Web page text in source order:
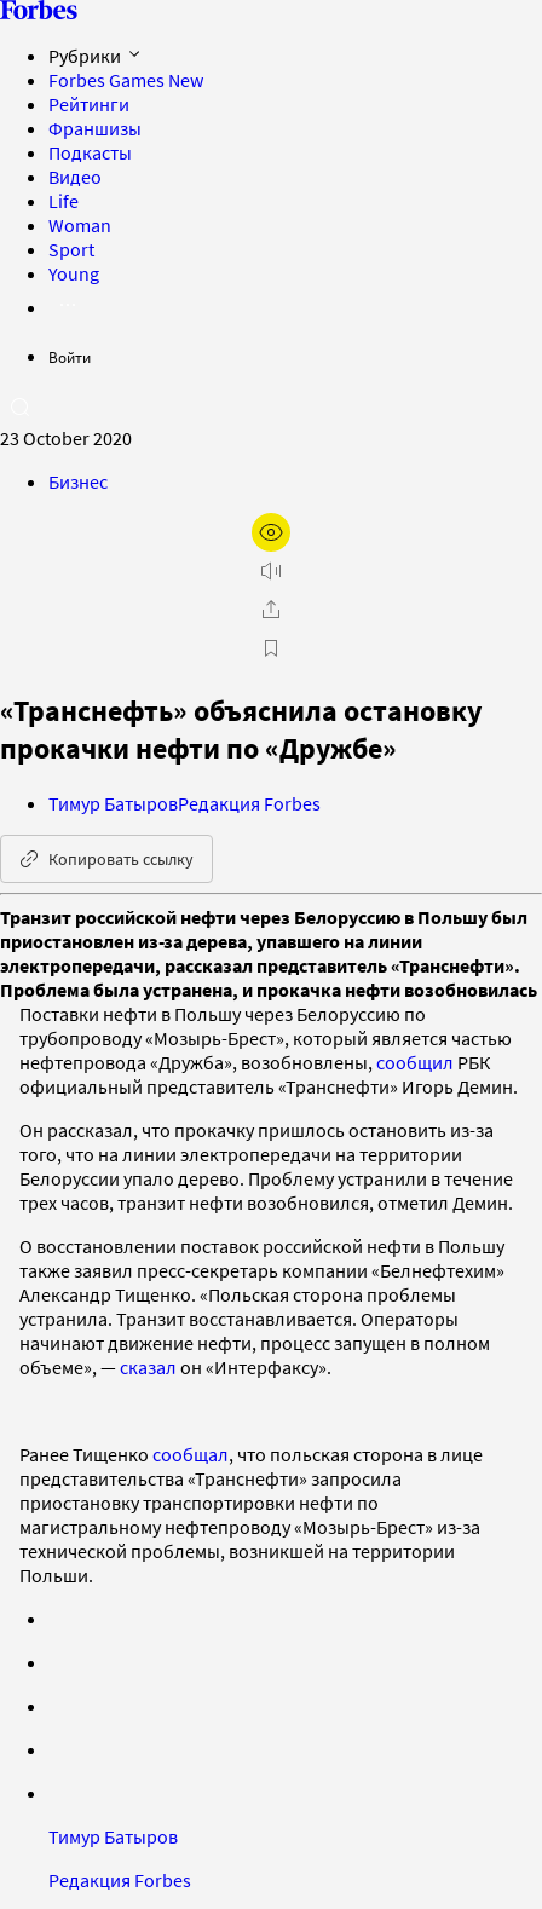
Рубрики
Forbes Games New
Рейтинги
Франшизы
Подкасты
Видео
Life
Woman
Sport
Young
Войти
23 October 2020
Бизнес
«Транснефть» объяснила остановку
прокачки нефти по «Дружбе»
Тимур БатыровРедакция Forbes
Копировать ссылку
Транзит российской нефти через Белоруссию в Польшу был
приостановлен из-за дерева, упавшего на линии
электропередачи, рассказал представитель «Транснефти».
Проблема была устранена, и прокачка нефти возобновилась
Поставки нефти в Польшу через Белоруссию по
трубопроводу «Мозырь-Брест», который является частью
нефтепровода «Дружба», возобновлены, сообщил РБК
официальный представитель «Транснефти» Игорь Демин.
Он рассказал, что прокачку пришлось остановить из-за
того, что на линии электропередачи на территории
Белоруссии упало дерево. Проблему устранили в течение
трех часов, транзит нефти возобновился, отметил Демин.
О восстановлении поставок российской нефти в Польшу
также заявил пресс-секретарь компании «Белнефтехим»
Александр Тищенко. «Польская сторона проблемы
устранила. Транзит восстанавливается. Операторы
начинают движение нефти, процесс запущен в полном
объеме», —сказал он «Интерфаксу».
Ранее Тищенко сообщал, что польская сторона в лице
представительства «Транснефти» запросила
приостановку транспортировки нефти по
магистральному нефтепроводу «Мозырь-Брест» из-за
технической проблемы, возникшей на территории
Польши.
Тимур Батыров
Редакция Forbes